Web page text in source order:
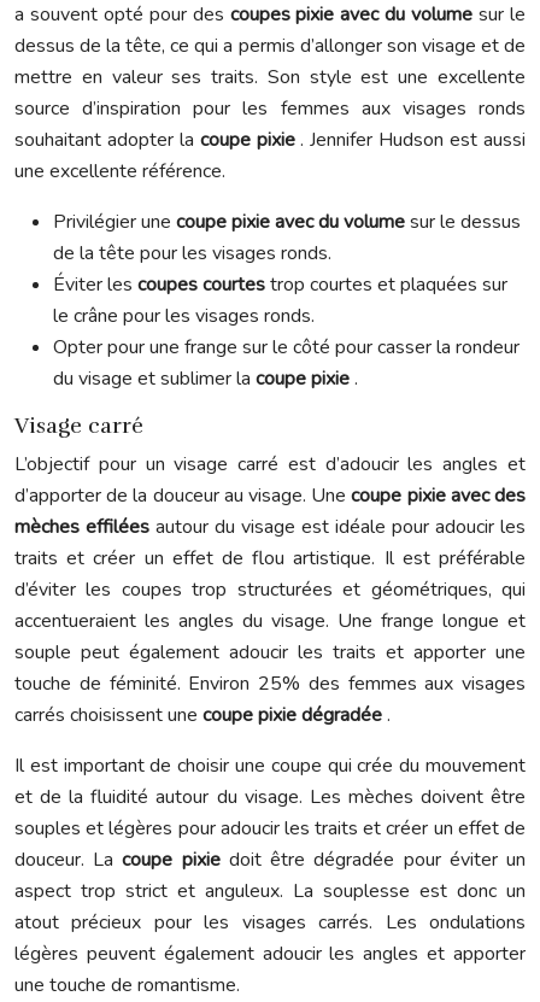
a souvent opté pour des coupes pixie avec du volumesur le
dessus de la tête, ce qui a permis d’allonger son visage et de
mettre en valeur ses traits. Son style est une excellente
source d’inspiration pour les femmes aux visages ronds
souhaitant adopter la coupe pixie. Jennifer Hudson est aussi
une excellente référence.
Privilégier une coupe pixie avec du volumesur le dessus
de la tête pour les visages ronds.
Éviter les coupes courtestrop courtes et plaquées sur
le crâne pour les visages ronds.
Opter pour une frange sur le côté pour casser la rondeur
du visage et sublimer la coupe pixie.
Visage carré
L’objectif pour un visage carré est d’adoucir les angles et
d’apporter de la douceur au visage. Unecoupe pixie avec des
mèches effilées autour du visage est idéale pour adoucir les
traits et créer un effet de flou artistique. Il est préférable
d’éviter les coupes trop structurées et géométriques, qui
accentueraient les angles du visage. Une frange longue et
souple peut également adoucir les traits et apporter une
touche de féminité. Environ 25% des femmes aux visages
carrés choisissent une coupe pixie dégradée.
Il est important de choisir une coupe qui crée du mouvement
et de la fluidité autour du visage. Les mèches doivent être
souples et légères pour adoucir les traits et créer un effet de
douceur. Lacoupe pixie doit être dégradée pour éviter un
aspect trop strict et anguleux. La souplesse est donc un
atout précieux pour les visages carrés. Les ondulations
légères peuvent également adoucir les angles et apporter
une touche de romantisme.